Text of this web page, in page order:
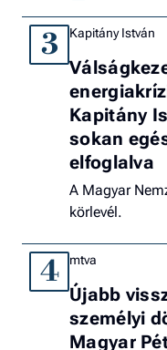
3 Kapitány István
Kapitány
sokan
elfoglalva
A Magyar
körlevél.
4 mtva
Újabb
személyi
Magyar